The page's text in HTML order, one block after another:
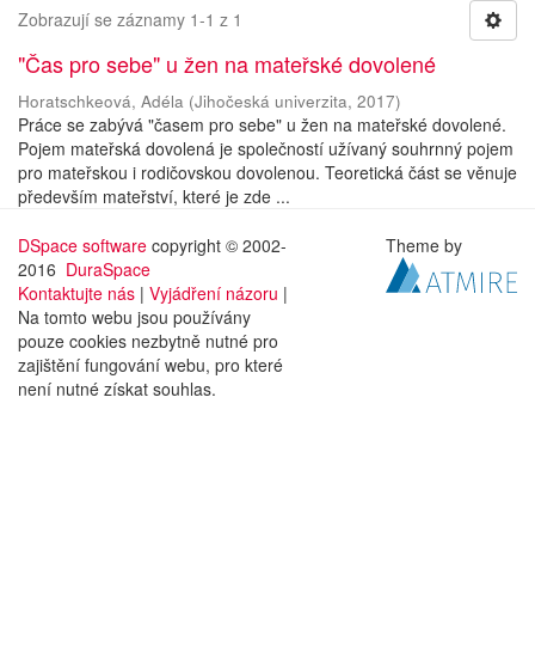
Zobrazují se záznamy 1-1 z 1
"Čas pro sebe" u žen na mateřské dovolené
Horatschkeová, Adéla (Jihočeská univerzita, 2017)
Práce se zabývá "časem pro sebe" u žen na mateřské dovolené.
Pojem mateřská dovolená je společností užívaný souhrnný pojem
pro mateřskou i rodičovskou dovolenou. Teoretická část se věnuje
především mateřství, které je zde ...
DSpace software copyright © 2002-
2016 DuraSpace
Kontaktujte nás | Vyjádření názoru |
Na tomto webu jsou používány
pouze cookies nezbytně nutné pro
zajištění fungování webu, pro které
není nutné získat souhlas.
Theme by